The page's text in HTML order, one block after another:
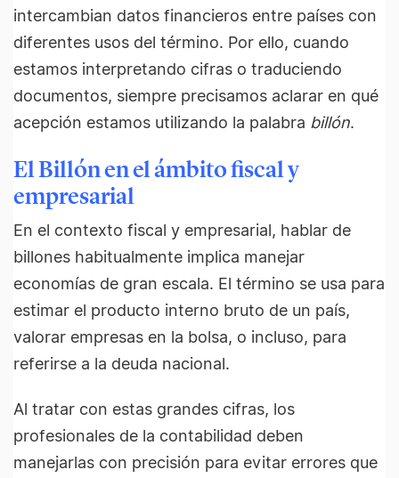
intercambian datos financieros entre países con
diferentes usos del término. Por ello, cuando
estamos interpretando cifras o traduciendo
documentos, siempre precisamos aclarar en qué
acepción estamos utilizando la palabra billón.
El Billón en el ámbito fiscal y
empresarial
En el contexto fiscal y empresarial, hablar de
billones habitualmente implica manejar
economías de gran escala. El término se usa para
estimar el producto interno bruto de un país,
valorar empresas en la bolsa, o incluso, para
referirse a la deuda nacional.
Al tratar con estas grandes cifras, los
profesionales de la contabilidad deben
manejarlas con precisión para evitar errores que